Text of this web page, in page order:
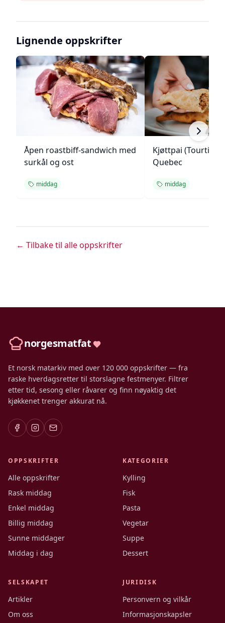
Lignende oppskrifter
Åpen roastbiff-sandwich med
surkål og ost
middag
Kjøttpai
Quebec
middag
← Tilbake til alle oppskrifter
norgesmatfat
Et norsk matarkiv med over 120 000 oppskrifter — fra
raske hverdagsretter til storslagne festmenyer. Filtrer
etter tid, sesong eller råvarer og finn nøyaktig det
kjøkkenet trenger akkurat nå.
OPPSKRIFTER
Alle oppskrifter
Rask middag
Enkel middag
Billig middag
Sunne middager
Middag i dag
KATEGORIER
Kylling
Fisk
Pasta
Vegetar
Suppe
Dessert
SELSKAPET
Artikler
Om oss
JURIDISK
Personvern og vilkår
Informasjonskapsler